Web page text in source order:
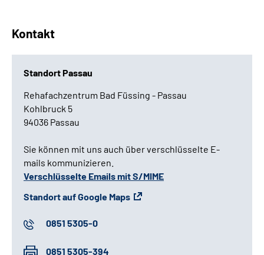
Kontakt
Standort Passau
Rehafachzentrum Bad Füssing - Passau
Kohlbruck 5
94036 Passau
Sie können mit uns auch über verschlüsselte E-
mails kommunizieren.
Verschlüsselte Emails mit S/MIME
Standort auf Google Maps
0851 5305-0
0851 5305-394